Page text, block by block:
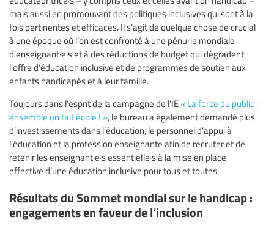
mais aussi en promouvant des politiques inclusives qui sont à la
fois pertinentes et efficaces. Il s’agit de quelque chose de crucial
à une époque où l’on est confronté à une pénurie mondiale
d’enseignant·e·s et à des réductions de budget qui dégradent
l’offre d’éducation inclusive et de programmes de soutien aux
enfants handicapés et à leur famille.
Toujours dans l’esprit de la campagne de l’IE« La force du public :
ensemble on fait école ! », le bureau a également demandé plus
d’investissements dans l’éducation, le personnel d’appui à
l’éducation et la profession enseignante afin de recruter et de
retenir les enseignant·e·s essentiel·le·s à la mise en place
effective d’une éducation inclusive pour tous et toutes.
Résultats du Sommet mondial sur le handicap :
engagements en faveur de l’inclusion